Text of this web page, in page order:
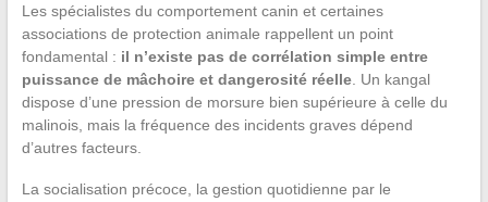
Les spécialistes du comportement canin et certaines
associations de protection animale rappellent un point
fondamental : il n’existe pas de corrélation simple entre
puissance de mâchoire et dangerosité réelle. Un kangal
dispose d’une pression de morsure bien supérieure à celle du
malinois, mais la fréquence des incidents graves dépend
d’autres facteurs.
La socialisation précoce, la gestion quotidienne par le